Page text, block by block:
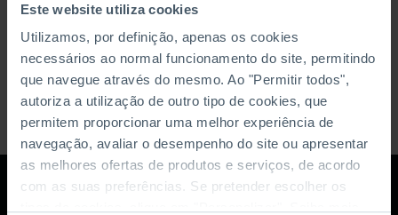
Este website utiliza cookies
Utilizamos, por definição, apenas os cookies
necessários ao normal funcionamento do site, permitindo
que navegue através do mesmo. Ao "Permitir todos",
autoriza a utilização de outro tipo de cookies, que
permitem proporcionar uma melhor experiência de
navegação, avaliar o desempenho do site ou apresentar
as melhores ofertas de produtos e serviços, de acordo
com as suas preferências. Se pretender escolher os